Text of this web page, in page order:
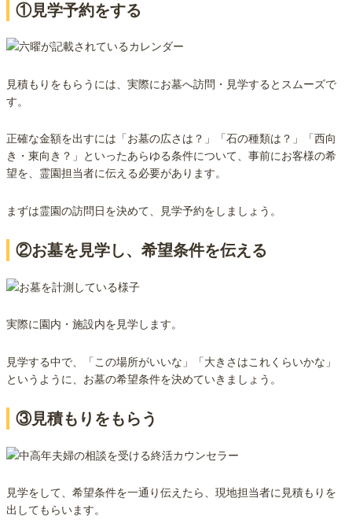
①見学予約をする
見積もりをもらうには、実際にお墓へ訪問・見学するとスムーズで
す。
正確な金額を出すには「お墓の広さは？」「石の種類は？」「西向
き・東向き？」といったあらゆる条件について、事前にお客様の希
望を、霊園担当者に伝える必要があります。
まずは霊園の訪問日を決めて、見学予約をしましょう。
②お墓を見学し、希望条件を伝える
実際に園内・施設内を見学します。
見学する中で、「この場所がいいな」「大きさはこれくらいかな」
というように、お墓の希望条件を決めていきましょう。
③見積もりをもらう
見学をして、希望条件を一通り伝えたら、現地担当者に見積もりを
出してもらいます。